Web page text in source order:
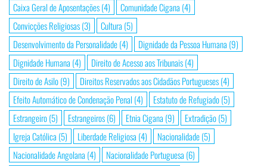
Caixa Geral de Aposentações(4) Comunidade Cigana (4)
Convicções Religiosas(3) Cultura (5)
Desenvolvimento da Personalidade(4) Dignidade da Pessoa Humana (9)
Dignidade Humana (4) Direito de Acesso aos Tribunais(4)
Direito de Asilo(9) Direitos Reservados aos Cidadãos Portugueses(4)
Efeito Automático de Condenação Penal (4) Estatuto de Refugiado(5)
Estrangeiro(5) Estrangeiros(6) Etnia Cigana (9) Extradição(5)
Igreja Católica (5) Liberdade Religiosa (4) Nacionalidade(5)
Nacionalidade Angolana (4) Nacionalidade Portuguesa (6)